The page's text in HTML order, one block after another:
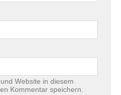
Website in diesem
Kommentar speichern.